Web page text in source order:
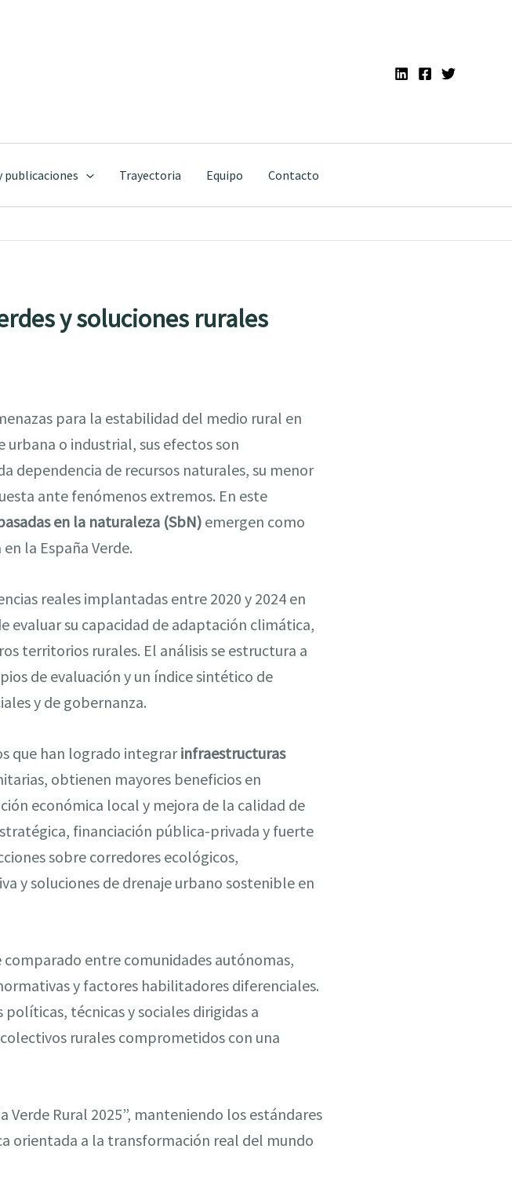
publicaciones Trayectoria Equipo Contacto
y soluciones rurales
para la estabilidad del medio rural en
o industrial, sus efectos son
dependencia de recursos naturales, su menor
ante fenómenos extremos. En este
en la naturaleza (SbN) emergen como
la España Verde.
reales implantadas entre 2020 y 2024 en
evaluar su capacidad de adaptación climática,
territorios rurales. El análisis se estructura a
de evaluación y un índice sintético de
y de gobernanza.
que han logrado integrarinfraestructuras
obtienen mayores beneficios en
económica local y mejora de la calidad de
financiación pública-privada y fuerte
sobre corredores ecológicos,
y soluciones de drenaje urbano sostenible en
entre comunidades autónomas,
y factores habilitadores diferenciales.
técnicas y sociales dirigidas a
rurales comprometidos con una
Verde Rural 2025”, manteniendo los estándares
orientada a la transformación real del mundo